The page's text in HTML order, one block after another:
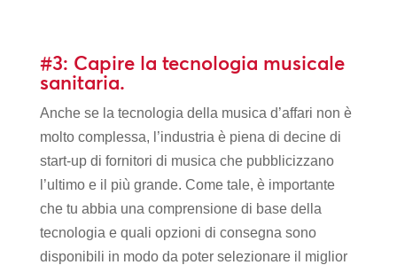
#3: Capire la tecnologia musicale
sanitaria.
Anche se la tecnologia della musica d’affari non è
molto complessa, l’industria è piena di decine di
start-up di fornitori di musica che pubblicizzano
l’ultimo e il più grande. Come tale, è importante
che tu abbia una comprensione di base della
tecnologia e quali opzioni di consegna sono
disponibili in modo da poter selezionare il miglior